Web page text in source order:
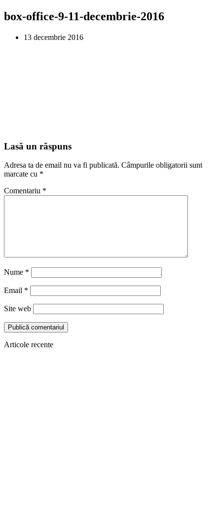
box-office-9-11-decembrie-2016
13 decembrie 2016
Lasă un răspuns
Adresa ta de email nu va fi publicată. Câmpurile obligatorii sunt
marcate cu *
Comentariu *
Nume *
Email *
Site web
Articole recente